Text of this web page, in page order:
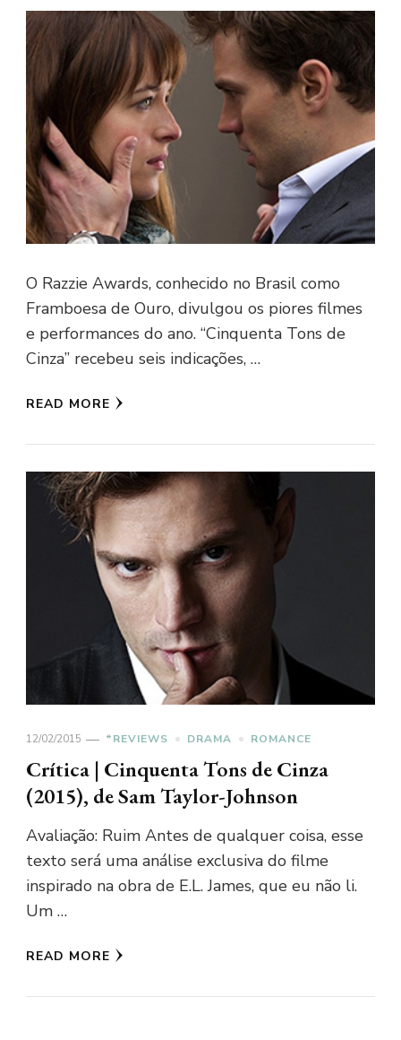
O Razzie Awards, conhecido no Brasil como
Framboesa de Ouro, divulgou os piores filmes
e performances do ano. “Cinquenta Tons de
Cinza” recebeu seis indicações, …
READ MORE
12/02/2015 *REVIEWS DRAMA ROMANCE
Crítica | Cinquenta Tons de Cinza
(2015), de Sam Taylor-Johnson
Avaliação: Ruim Antes de qualquer coisa, esse
texto será uma análise exclusiva do filme
inspirado na obra de E.L. James, que eu não li.
Um …
READ MORE